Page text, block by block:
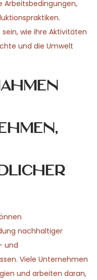
Arbeitsbedingungen,
wie ihre Aktivitäten
und die Umwelt
nachhaltiger
und
Viele Unternehmen
und arbeiten daran,